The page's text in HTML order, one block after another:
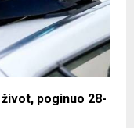
poginuo 28-